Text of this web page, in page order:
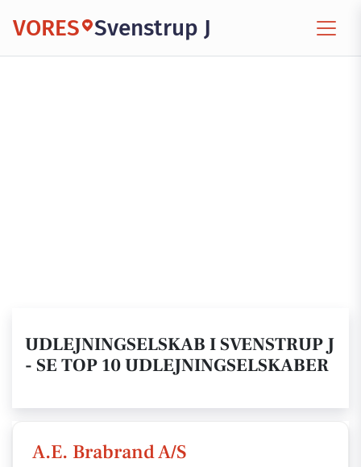
VORES Svenstrup J
UDLEJNINGSELSKAB I SVENSTRUP J
- SE TOP 10 UDLEJNINGSELSKABER
A.E. Brabrand A/S